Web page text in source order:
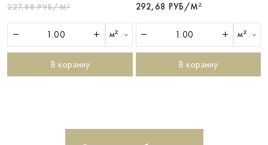
227,88 РУБ/М²
м²
В корзину
292,68 РУБ/М²
м²
В корзину